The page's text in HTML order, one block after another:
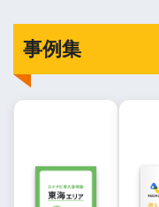
事例集